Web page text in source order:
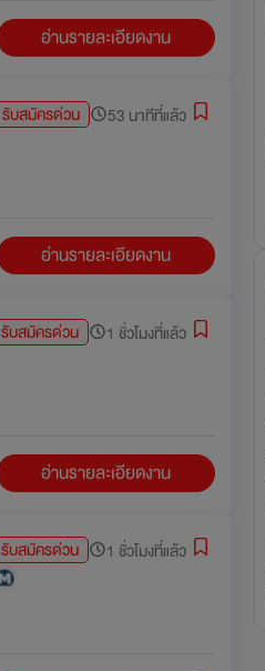
อ่านรายละเอียดงาน
รับสมัครด่วน 53 นาทีที่แล้ว
อ่านรายละเอียดงาน
รับสมัครด่วน 1 ชั่วโมงที่แล้ว
อ่านรายละเอียดงาน
รับสมัครด่วน 1 ชั่วโมงที่แล้ว